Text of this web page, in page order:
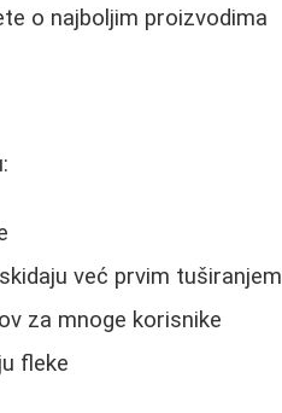
o najboljim proizvodima
već prvim tuširanjem
za mnoge korisnike
fleke